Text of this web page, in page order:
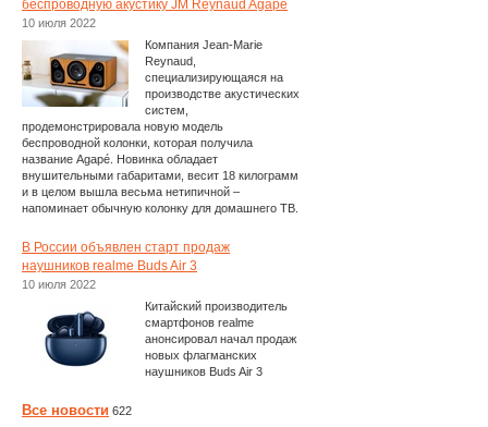
беспроводную акустику JM Reynaud Agapé
10 июля 2022
Компания Jean-Marie
Reynaud,
специализирующаяся на
производстве акустических
систем,
продемонстрировала новую модель
беспроводной колонки, которая получила
название Agapé. Новинка обладает
внушительными габаритами, весит 18 килограмм
и в целом вышла весьма нетипичной –
напоминает обычную колонку для домашнего ТВ.
В России объявлен старт продаж
наушников realme Buds Air 3
10 июля 2022
Китайский производитель
смартфонов realme
анонсировал начал продаж
новых флагманских
наушников Buds Air 3
Все новости 622